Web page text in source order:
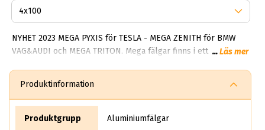
NYHET 2023 MEGA PYXIS för TESLA - MEGA ZENITH för BMW
VAG&AUDI och MEGA TRITON. Mega fälgar finns i ett brett
och fräscha. Något som gör mega Wheels framgångsrik är
vinter och sommarbruk. I kollektionen finns Hercules 5 och
storsäljaren Polera samt Virgo. Samtliga modeller (inte alla)
...Läs mer
Produktinformation
Produktgrupp Aluminiumfälgar